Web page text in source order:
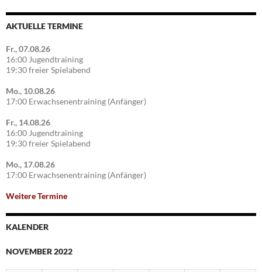
AKTUELLE TERMINE
Fr., 07.08.26
16:00 Jugendtraining
19:30 freier Spielabend
Mo., 10.08.26
17:00 Erwachsenentraining (Anfänger)
Fr., 14.08.26
16:00 Jugendtraining
19:30 freier Spielabend
Mo., 17.08.26
17:00 Erwachsenentraining (Anfänger)
Weitere Termine
KALENDER
NOVEMBER 2022